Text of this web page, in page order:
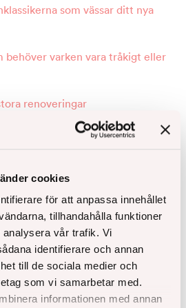
cookies
för att anpassa innehållet
tillhandahålla funktioner
vår trafik. Vi
identifierare och annan
till de sociala medier och
som vi samarbetar med.
informationen med annan
som vässar ditt nya
behöver varken vara tråkigt eller
renoveringar
nyheter från
Sundvall
för uppdateringar om vad
hos oss, få koll på nya
inspiration inför bostadsköp.